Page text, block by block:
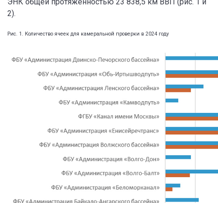
2).
Рис. 1. Количество ячеек для камеральной проверки в 2024 году